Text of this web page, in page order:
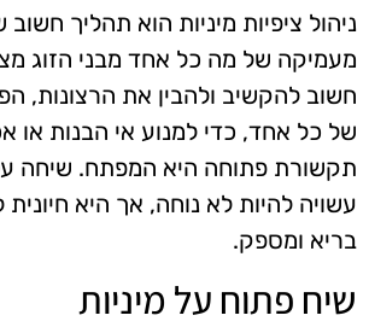
ניהול ציפיות מיניות הוא תהליך
מעמיקה של מה כל אחד מבני הזוג
חשוב להקשיב ולהבין את הרצונות,
של כל אחד, כדי למנוע אי הבנות או
תקשורת פתוחה היא המפתח. שיחה על
עשויה להיות לא נוחה, אך היא
בריא ומספק.
שיח פתוח על מיניות